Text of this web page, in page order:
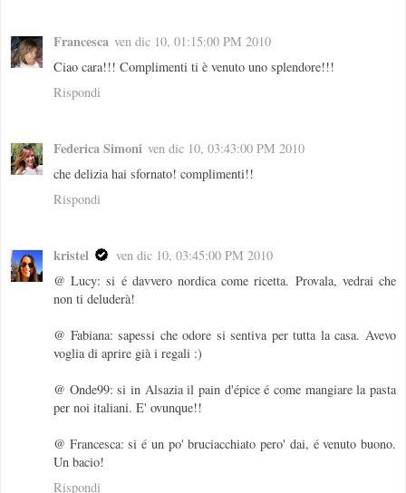
Francesca ven dic 10, 01:15:00 PM 2010
Ciao cara!!! Complimenti ti è venuto uno splendore!!!
Rispondi
Federica Simoni ven dic 10, 03:43:00 PM 2010
che delizia hai sfornato! complimenti!!
Rispondi
kristel
ven dic 10, 03:45:00 PM 2010
@ Lucy: si é davvero nordica come ricetta. Provala, vedrai che
non ti deluderà!
@ Fabiana: sapessi che odore si sentiva per tutta la casa. Avevo
voglia di aprire già i regali :)
@ Onde99: si in Alsazia il pain d'épice é come mangiare la pasta
per noi italiani. E' ovunque!!
@ Francesca: si é un po' bruciacchiato pero' dai, é venuto buono.
Un bacio!
Rispondi